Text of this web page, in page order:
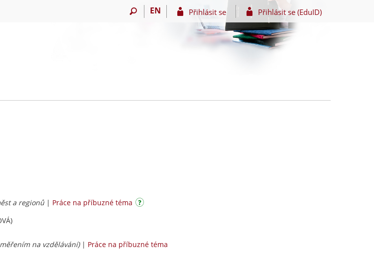
EN Přihlásit se Přihlásit se (EduID)
a regionů | Práce na příbuzné téma
na vzdělávání)| Práce na příbuzné téma